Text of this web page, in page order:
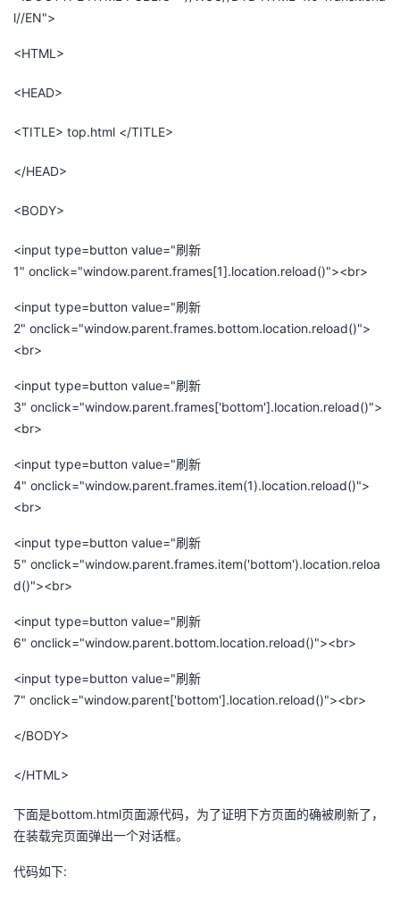
l//EN">
<HTML>
<HEAD>
<TITLE> top.html </TITLE>
</HEAD>
<BODY>
<input type=button value="刷新
1" οnclick="window.parent.frames[1].location.reload()"><br>
<input type=button value="刷新
2" οnclick="window.parent.frames.bottom.location.reload()">
<br>
<input type=button value="刷新
3" οnclick="window.parent.frames['bottom'].location.reload()">
<br>
<input type=button value="刷新
4" οnclick="window.parent.frames.item(1).location.reload()">
<br>
<input type=button value="刷新
5" οnclick="window.parent.frames.item('bottom').location.reloa
d()"><br>
<input type=button value="刷新
6" οnclick="window.parent.bottom.location.reload()"><br>
<input type=button value="刷新
7" οnclick="window.parent['bottom'].location.reload()"><br>
</BODY>
</HTML>
下面是bottom.html页面源代码，为了证明下方页面的确被刷新了，
在装载完页面弹出一个对话框。
代码如下: